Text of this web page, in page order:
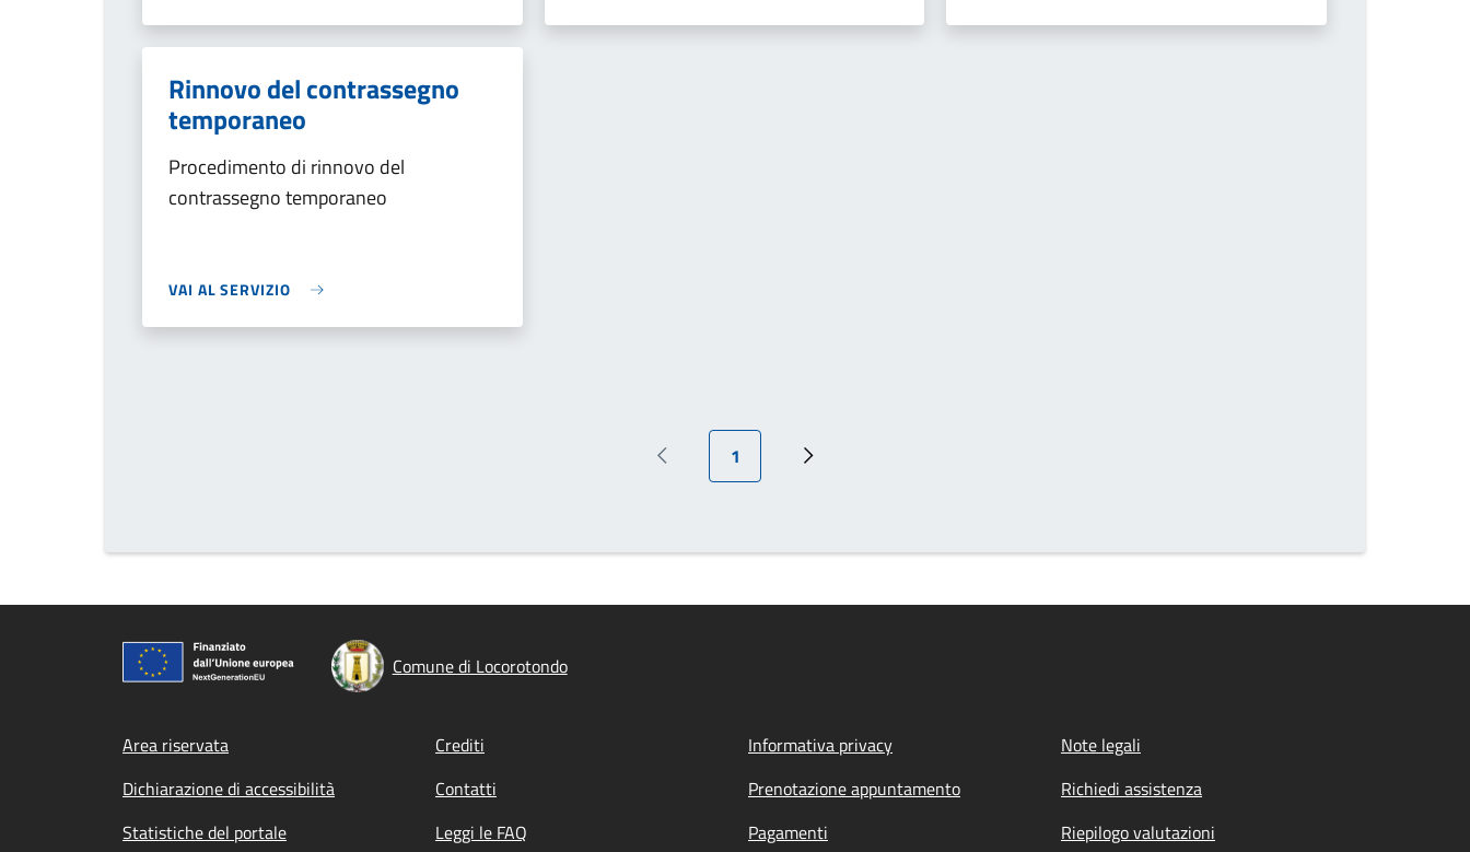
Rinnovo del contrassegno
temporaneo
Procedimento di rinnovo del
contrassegno temporaneo
VAI AL SERVIZIO
Pagina precedente
Pagina attuale
1
Pagina successiva
Comune di Locorotondo
Footer menu
Area riservata Crediti Informativa privacy
Note legali
Dichiarazione di accessibilità
Contatti Prenotazione appuntamento
Richiedi assistenza
Statistiche del portale
Leggi le FAQ Pagamenti Riepilogo valutazioni